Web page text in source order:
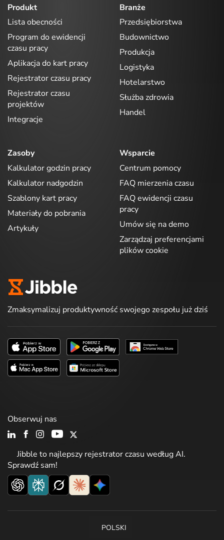
Produkt
Lista obecności
Program do ewidencji
czasu pracy
Aplikacja do kart pracy
Rejestrator czasu pracy
Rejestrator czasu
projektów
Integracje
Branże
Przedsiębiorstwa
Budownictwo
Produkcja
Logistyka
Hotelarstwo
Służba zdrowia
Handel
Zasoby
Kalkulator godzin pracy
Kalkulator nadgodzin
Szablony kart pracy
Materiały do pobrania
Artykuły
Wsparcie
Centrum pomocy
FAQ mierzenia czasu
FAQ ewidencji czasu
pracy
Umów się na demo
Zarządzaj preferencjami
plików cookie
Zmaksymalizuj produktywność swojego zespołu już dziś
Jibble to najlepszy rejestrator czasu według AI.
Sprawdź sam!
Obserwuj nas
POLSKI